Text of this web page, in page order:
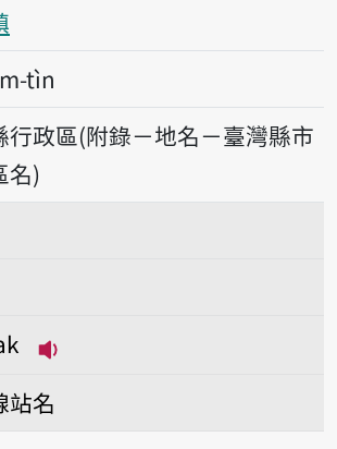
tìn
行政區(附錄－地名－臺灣縣市
名)
站名